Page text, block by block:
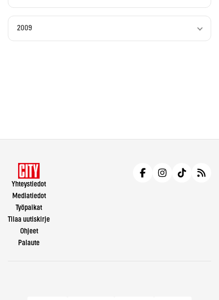
2009
Yhteystiedot
Mediatiedot
Työpaikat
Tilaa uutiskirje
Ohjeet
Palaute